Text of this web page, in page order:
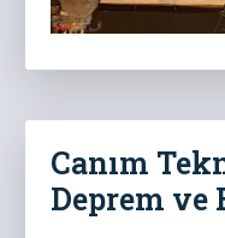
Canım
Deprem ve